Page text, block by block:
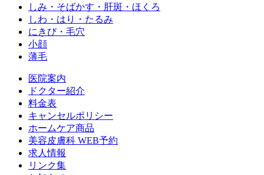
しみ・そばかす・肝斑・ほくろ
しわ・はり・たるみ
にきび・毛穴
小顔
薄毛
医院案内
ドクター紹介
料金表
キャンセルポリシー
ホームケア商品
美容皮膚科 WEB予約
求人情報
リンク集